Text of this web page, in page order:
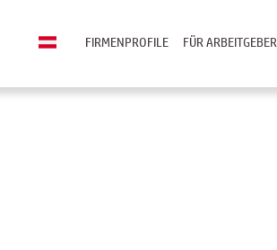
FÜR ARBEITGEBER
FIRMENPROFILE